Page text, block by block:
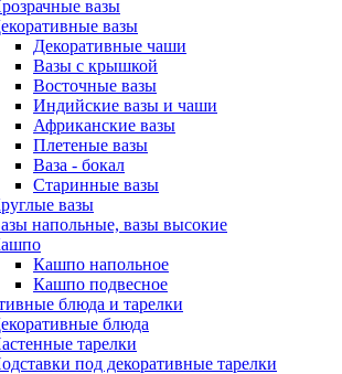
вазы
вазы
Декоративные чаши
Вазы с крышкой
Восточные вазы
Индийские вазы и чаши
Африканские вазы
Плетеные вазы
Ваза - бокал
Старинные вазы
вазы
напольные, вазы высокие
Кашпо напольное
Кашпо подвесное
блюда и тарелки
блюда
тарелки
под декоративные тарелки